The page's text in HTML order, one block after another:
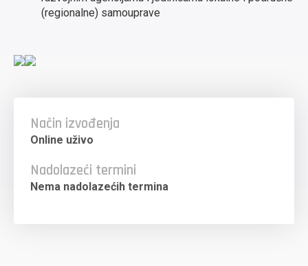
Način izvođenja
Online uživo
Nadolazeći termini
Nema nadolazećih termina
(regionalne) samouprave